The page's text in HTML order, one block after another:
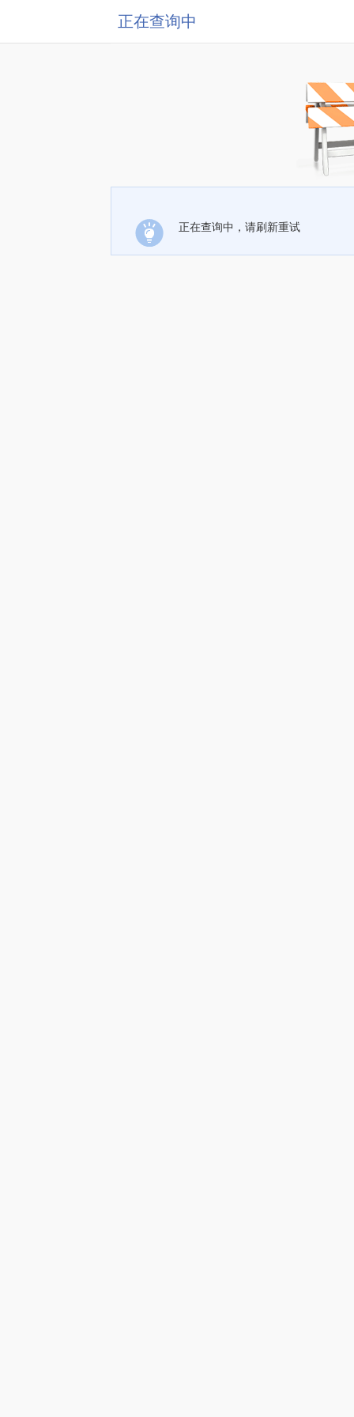
正在查询中
正在查询中，请刷新重试